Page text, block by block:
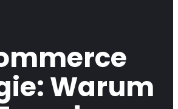
Warum